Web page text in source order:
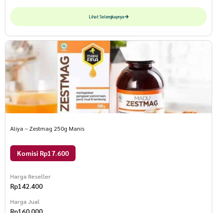
Lihat Selengkapnya
Aliya – Zestmag 250g Manis
Komisi Rp17.600
Harga Reseller
Rp142.400
Harga Jual
Rp160.000